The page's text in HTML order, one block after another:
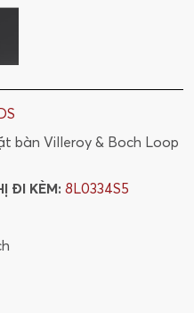
bàn Villeroy & Boch Loop
ĐI KÈM: 8L0334S5